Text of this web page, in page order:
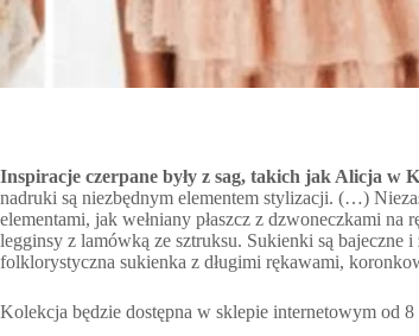
Inspiracje czerpane były z sag, takich jak Alicja w
nadruki są niezbędnym elementem stylizacji. (…)
elementami, jak wełniany płaszcz z dzwoneczkami
legginsy z lamówką ze sztruksu. Sukienki są bajeczne
folklorystyczna sukienka z długimi rękawami,
Kolekcja będzie dostępna w sklepie internetowym od 8